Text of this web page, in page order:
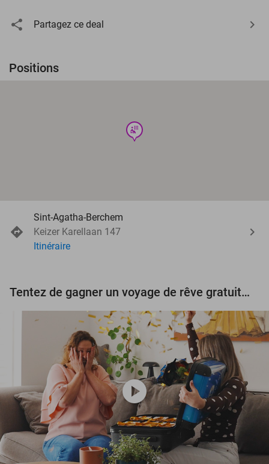
Partagez ce deal
Positions
wellness
Sint-Agatha-Berchem
Keizer Karellaan 147
Itinéraire
Tentez de gagner un voyage de rêve gratuit d'une valeur de 3.000 € !
play_circle